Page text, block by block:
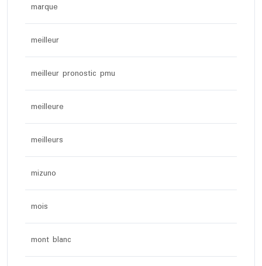
marque
meilleur
meilleur pronostic pmu
meilleure
meilleurs
mizuno
mois
mont blanc